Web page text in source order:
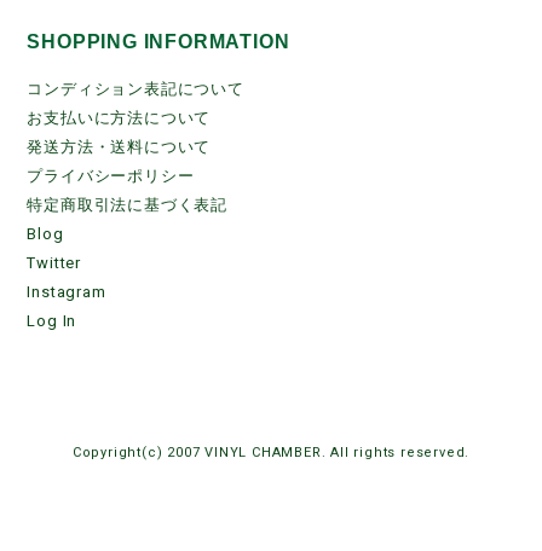
SHOPPING INFORMATION
コンディション表記について
お支払いに方法について
発送方法・送料について
プライバシーポリシー
特定商取引法に基づく表記
Blog
Twitter
Instagram
Log In
Copyright(c) 2007 VINYL CHAMBER. All rights reserved.